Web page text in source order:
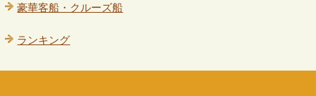
豪華客船・クルーズ船
ランキング